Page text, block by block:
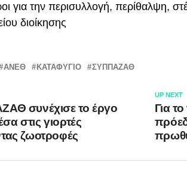
για την περισυλλογή, περίθαλψη,
διοίκησης
ΑΝΕΘ ΚΑΤΑΦΥΓΙΟ ΣΥΠΠΑΖΑΘ
UP NEXT
Για
συνέχισε το έργο
στις γιορτές
ζωοτροφές